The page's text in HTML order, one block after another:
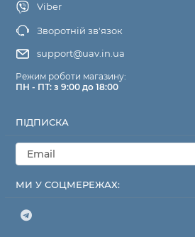
Viber
Зворотній зв'язок
support@uav.in.ua
Режим роботи магазину:
ПН - ПТ: з 9:00 до 18:00
ПІДПИСКА
МИ У СОЦМЕРЕЖАХ: